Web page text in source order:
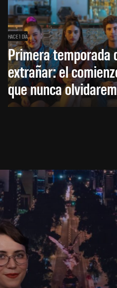
HACE 1 DÍA
Primera temporada
extrañar: el
que nunca